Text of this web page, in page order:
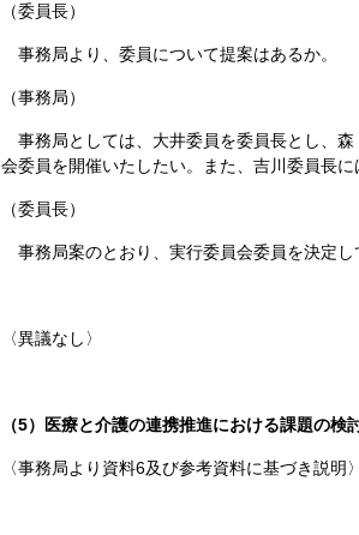
（委員長）
事務局より、委員について提案はあるか。
（事務局）
事務局としては、大井委員を委員長とし
会委員を開催いたしたい。また、吉川委員長
（委員長）
事務局案のとおり、実行委員会委員を決定し
〈異議なし〉
（5）医療と介護の連携推進における課題の検
〈事務局より資料6及び参考資料に基づき説明〉